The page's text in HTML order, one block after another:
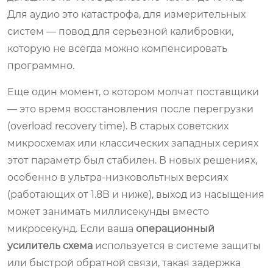
Для аудио это катастрофа, для измерительных
систем — повод для серьезной калибровки,
которую не всегда можно компенсировать
программно.
Еще один момент, о котором молчат поставщики
— это время восстановления после перегрузки
(overload recovery time). В старых советских
микросхемах или классических западных сериях
этот параметр был стабилен. В новых решениях,
особенно в ультра-низковольтных версиях
(работающих от 1.8В и ниже), выход из насыщения
может занимать миллисекунды вместо
микросекунд. Если ваша операционный
усилитель схема используется в системе защиты
или быстрой обратной связи, такая задержка